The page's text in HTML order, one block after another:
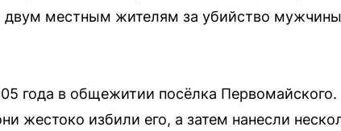
двум местным жителям за убийство
года в общежитии посёлка
жестоко избили его, а затем нанесли